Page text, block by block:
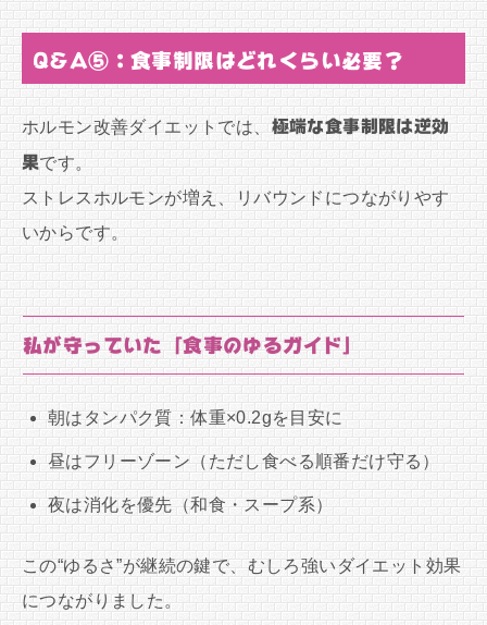
Q&A⑤：食事制限はどれくらい必要？
ホルモン改善ダイエットでは、 極端な食事制限は逆効
果です。
ストレスホルモンが増え、リバウンドにつながりやす
いからです。
私が守っていた「食事のゆるガイド」
朝はタンパク質：体重×0.2gを目安に
昼はフリーゾーン（ただし食べる順番だけ守る）
夜は消化を優先（和食・スープ系）
この“ゆるさ”が継続の鍵で、むしろ強いダイエット効果
につながりました。